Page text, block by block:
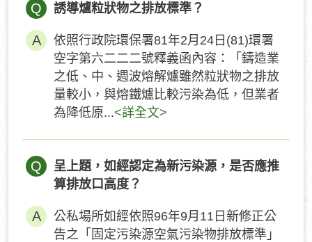
Q 誘導爐粒狀物之排放標準？
依照行政院環保署81年2月24日(81)環署
空字第六二二二號釋義函內容：「鑄造業
之低、中、週波熔解爐雖然粒狀物之排放
量較小，與熔鐵爐比較污染為低，但業者
為降低原...<詳全文>
Q
呈上題，如經認定為新污染源，是否應推
算排放口高度？
公私場所如經依照96年9月11日新修正公
告之「固定污染源空氣污染物排放標準」